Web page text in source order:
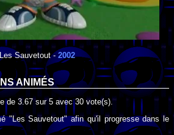
Les Sauvetout- 2002
ANIMÉS
de 3.67sur5 avec30 vote(s).
"Les Sauvetout" afin qu'il progresse dans le